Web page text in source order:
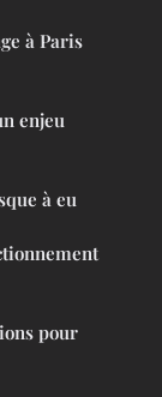
à Paris
enjeu
à eu
pour